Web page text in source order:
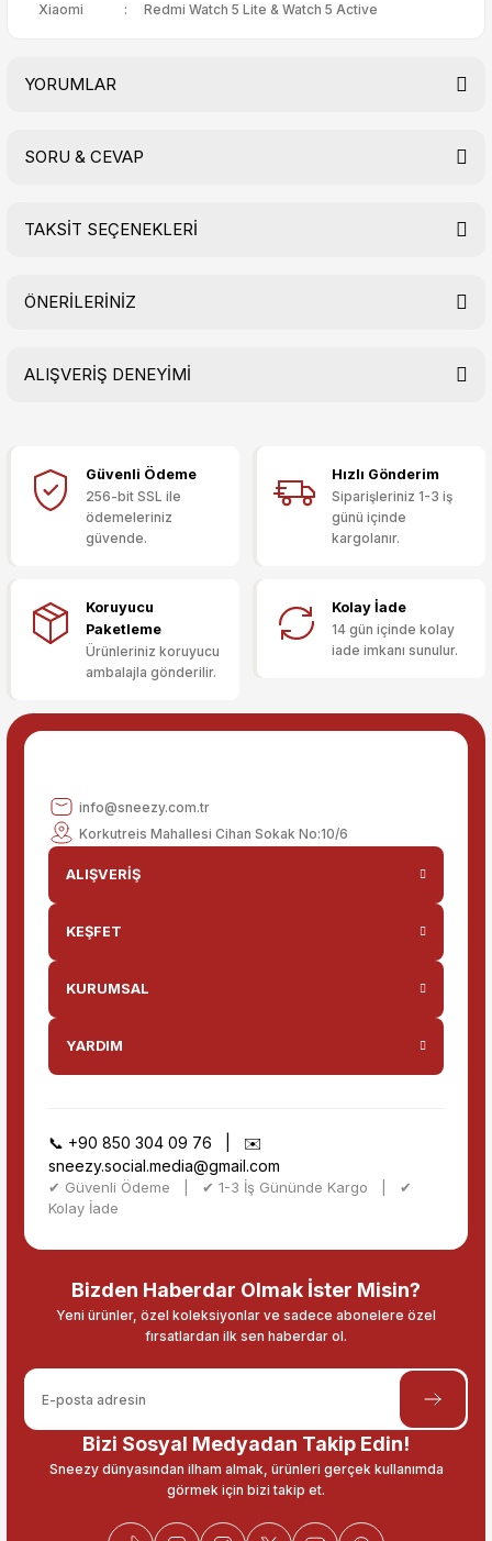
Xiaomi : Redmi Watch 5 Lite & Watch 5 Active
YORUMLAR
SORU & CEVAP
TAKSİT SEÇENEKLERİ
ÖNERİLERİNİZ
Bu ürünün fiyat bilgisi, resim, ürün açıklamalarında ve diğer
Ürün resmi kalitesiz, bozuk veya görüntülenemiyor.
Ürün açıklamasında eksik bilgiler bulunuyor.
Ürün fiyatı diğer sitelerden daha pahalı.
Bu ürüne benzer farklı alternatifler olmalı.
ALIŞVERİŞ DENEYİMİ
Sitemize ilk yorumu siz yapın!
Güvenli Ödeme
256-bit SSL ile
ödemeleriniz
güvende.
Hızlı Gönderim
Siparişleriniz 1-3 iş
günü içinde
kargolanır.
Koruyucu
Paketleme
Ürünleriniz koruyucu
ambalajla gönderilir.
Kolay İade
14 gün içinde kolay
iade imkanı sunulur.
info@sneezy.com.tr
Korkutreis Mahallesi Cihan Sokak No:10/6
ALIŞVERİŞ
KEŞFET
KURUMSAL
YARDIM
📞 +90 850 304 09 76 | ✉️
sneezy.social.media@gmail.com
✔ Güvenli Ödeme | ✔ 1-3 İş Gününde Kargo | ✔
Kolay İade
Bizden Haberdar Olmak İster Misin?
Yeni ürünler, özel koleksiyonlar ve sadece abonelere özel
fırsatlardan ilk sen haberdar ol.
Bizi Sosyal Medyadan Takip Edin!
Sneezy dünyasından ilham almak, ürünleri gerçek kullanımda
görmek için bizi takip et.